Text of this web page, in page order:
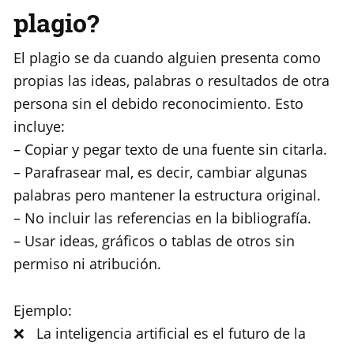
plagio?
El plagio se da cuando alguien presenta como
propias las ideas, palabras o resultados de otra
persona sin el debido reconocimiento. Esto
incluye:
– Copiar y pegar texto de una fuente sin citarla.
– Parafrasear mal, es decir, cambiar algunas
palabras pero mantener la estructura original.
– No incluir las referencias en la bibliografía.
– Usar ideas, gráficos o tablas de otros sin
permiso ni atribución.
Ejemplo:
❌ La inteligencia artificial es el futuro de la